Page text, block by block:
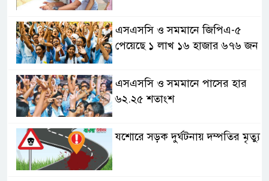
এসএসসি ও সমমানে জিপিএ-৫
পেয়েছে ১ লাখ ১৬ হাজার ৬৭৬ জন
এসএসসি ও সমমানে পাসের হার
৬২.২৫ শতাংশ
যশোরে সড়ক দুর্ঘটনায় দম্পতির মৃত্যু